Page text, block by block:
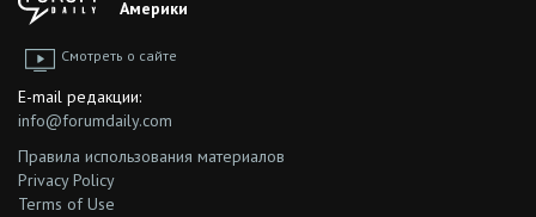
Америки
Смотреть о сайте
E-mail редакции:
info@forumdaily.com
Правила использования материалов
Privacy Policy
Terms of Use